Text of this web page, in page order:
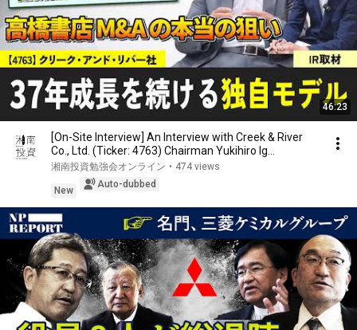
46:23
[On-Site Interview] An Interview with Creek & River
Co., Ltd. (Ticker: 4763) Chairman Yukihiro Ig...
湘南投資勉強会オンライン • 474 views
New
Auto-dubbed